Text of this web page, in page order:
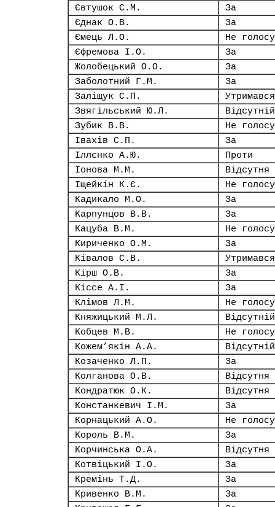
Євтушок С.М.
За
Єднак О.В.
За
Ємець Л.О.
Не
Єфремова І.О.
За
Жолобецький О.О.
За
Заболотний Г.М.
За
Заліщук С.П.
Утримався
Звягільський Ю.Л.
Відсутній
Зубик В.В.
Не
Івахів С.П.
За
Іллєнко А.Ю.
Проти
Іонова М.М.
Відсутня
Іщейкін К.Є.
Не
Кадикало М.О.
За
Карпунцов В.В.
За
Кацуба В.М.
Не
Кириченко О.М.
За
Ківалов С.В.
Утримався
Кірш О.В.
За
Кіссе А.І.
За
Клімов Л.М.
Не
Княжицький М.Л.
Відсутній
Кобцев М.В.
Не
Кожем’якін А.А.
Відсутній
Козаченко Л.П.
За
Колганова О.В.
Відсутня
Кондратюк О.К.
Відсутня
Констанкевич І.М.
За
Корнацький А.О.
Не
Король В.М.
За
Корчинська О.А.
Відсутня
Котвіцький І.О.
За
Кремінь Т.Д.
За
Кривенко В.М.
За